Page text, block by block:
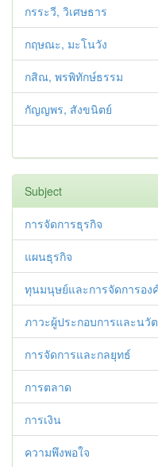
กรระวี, วิเศษธาร
กฤษณะ, มะโนวัง
กสิณ, พรพิทักษ์ธรรม
กัญญพร, สังขนิตย์
Subject
การจัดการธุรกิจ
แผนธุรกิจ
ทุนมนุษย์และการจัดการอง
ภาวะผู้ประกอบการและนวั
การจัดการและกลยุทธ์
การตลาด
การเงิน
ความพึงพอใจ